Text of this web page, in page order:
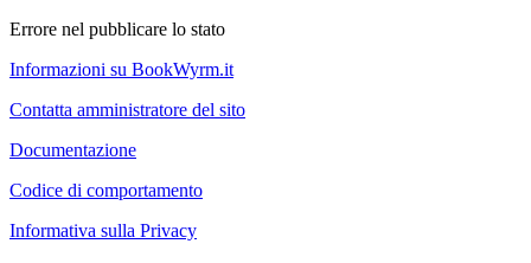
Errore nel pubblicare lo stato
Informazioni su BookWyrm.it
Contatta amministratore del sito
Documentazione
Codice di comportamento
Informativa sulla Privacy